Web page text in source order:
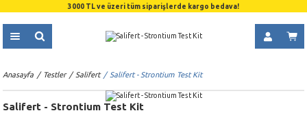
3000 TL ve üzeri tüm siparişlerde kargo bedava!
Anasayfa Testler Salifert Salifert - Strontium Test Kit
Salifert - Strontium Test Kit